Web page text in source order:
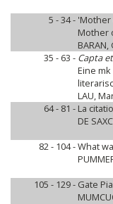
5 - 34 - 'Mother
Mother
35 - 63 - Capta
Eine
LAU,
64 - 81 - La
DE
82 - 104 -What
105 - 129 - Gate